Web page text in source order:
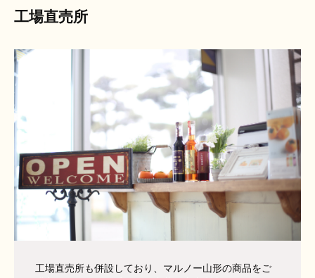
工場直売所
工場直売所も併設しており、マルノー山形の商品をご